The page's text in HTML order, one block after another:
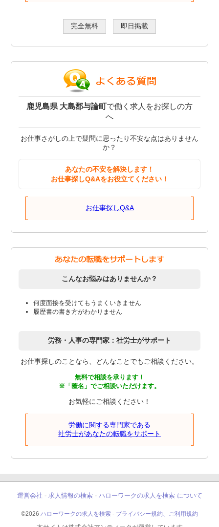
完全無料 即日掲載
鹿児島県 大島郡与論町で働く求人をお探しの方
へ
お仕事さがしの上で疑問に思ったり不安な点はありません
か？
あなたの不安を解決します！
お仕事探しQ&Aをお役立てください！
お仕事探しQ&A
こんなお悩みはありませんか？
何度面接を受けてもうまくいきません
履歴書の書き方がわかりません
労務・人事の専門家：社労士がサポート
お仕事探しのことなら、どんなことでもご相談ください。
無料で相談を承ります！
※「匿名」でご相談いただけます。
お気軽にご相談ください！
労働に関する専門家である
社労士があなたの転職をサポート
運営会社 - 求人情報の検索- ハローワークの求人を検索 について
©2026 ハローワークの求人を検索 - プライバシー規約、ご利用規約